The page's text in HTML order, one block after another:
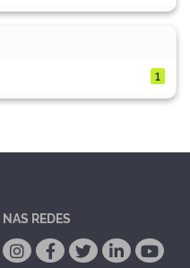
1
NAS REDES